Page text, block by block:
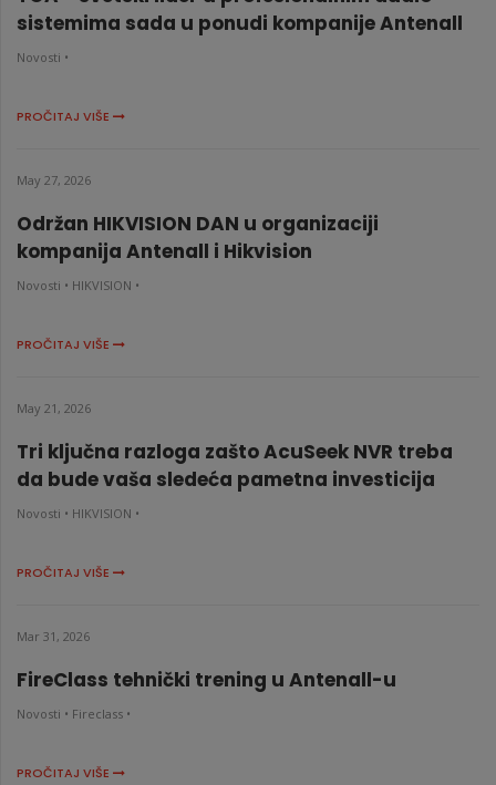
sistemima sada u ponudi kompanije Antenall
Novosti •
PROČITAJ VIŠE
May 27, 2026
Održan HIKVISION DAN u organizaciji
kompanija Antenall i Hikvision
Novosti • HIKVISION •
PROČITAJ VIŠE
May 21, 2026
Tri ključna razloga zašto AcuSeek NVR treba
da bude vaša sledeća pametna investicija
Novosti • HIKVISION •
PROČITAJ VIŠE
Mar 31, 2026
FireClass tehnički trening u Antenall-u
Novosti • Fireclass •
PROČITAJ VIŠE